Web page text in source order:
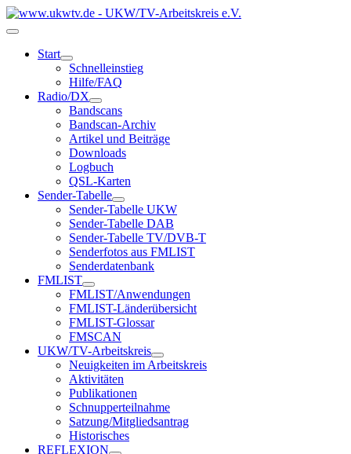
Start
Schnelleinstieg
Hilfe/FAQ
Radio/DX
Bandscans
Bandscan-Archiv
Artikel und Beiträge
Downloads
Logbuch
QSL-Karten
Sender-Tabelle
Sender-Tabelle UKW
Sender-Tabelle DAB
Sender-Tabelle TV/DVB-T
Senderfotos aus FMLIST
Senderdatenbank
FMLIST
FMLIST/Anwendungen
FMLIST-Länderübersicht
FMLIST-Glossar
FMSCAN
UKW/TV-Arbeitskreis
Neuigkeiten im Arbeitskreis
Aktivitäten
Publikationen
Schnupperteilnahme
Satzung/Mitgliedsantrag
Historisches
REFLEXION